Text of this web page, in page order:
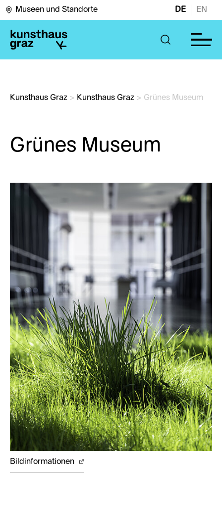
Museen und Standorte DE EN
Kunsthaus Graz > Kunsthaus Graz > Grünes Museum
Grünes Museum
Bildinformationen